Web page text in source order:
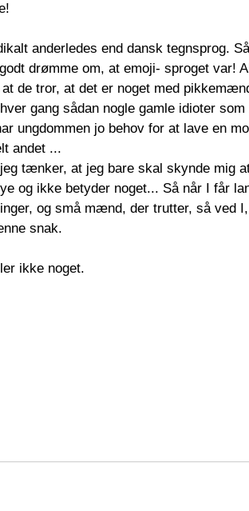
anderledes end dansk tegnsprog.
drømme om, at emoji- sproget var!
de tror, at det er noget med
gang sådan nogle gamle idioter som
ungdommen jo behov for at lave en
andet ...
tænker, at jeg bare skal skynde mig
og ikke betyder noget... Så når I får
og små mænd, der trutter, så ved
snak.
ikke noget.